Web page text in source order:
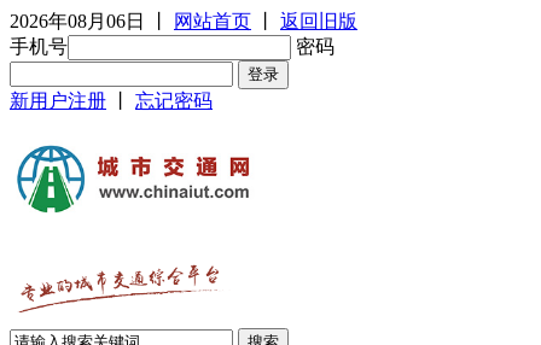
2026年08月06日 网站首页
返回旧版
手机号
密码
新用户注册 忘记密码